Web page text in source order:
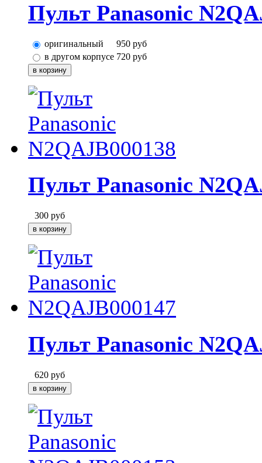
Пульт Panasonic
оригинальный 950 руб
в другом корпусе 720 руб
Пульт Panasonic
300 руб
Пульт Panasonic
620 руб